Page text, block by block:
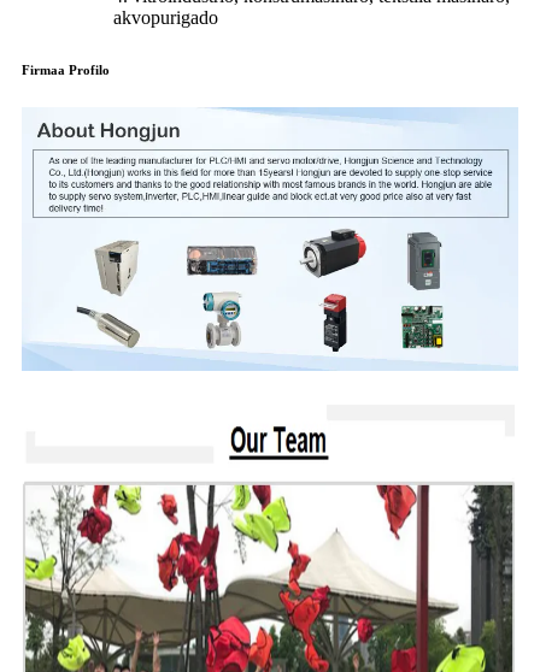
akvopurigado
Firmaa Profilo